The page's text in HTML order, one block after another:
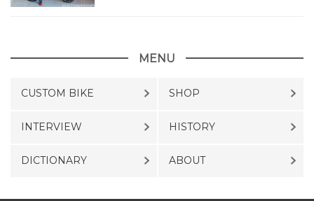
MENU
CUSTOM BIKE SHOP
INTERVIEW HISTORY
DICTIONARY ABOUT